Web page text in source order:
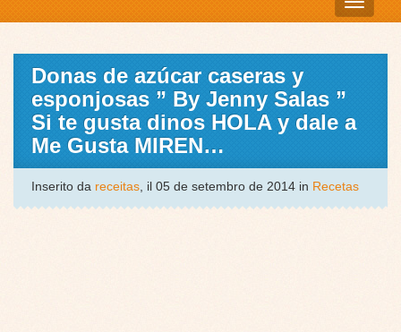
Donas de azúcar caseras y
esponjosas ” By Jenny Salas ”
Si te gusta dinos HOLA y dale a
Me Gusta MIREN…
Inserito da receitas, il 05 de setembro de 2014 in Recetas